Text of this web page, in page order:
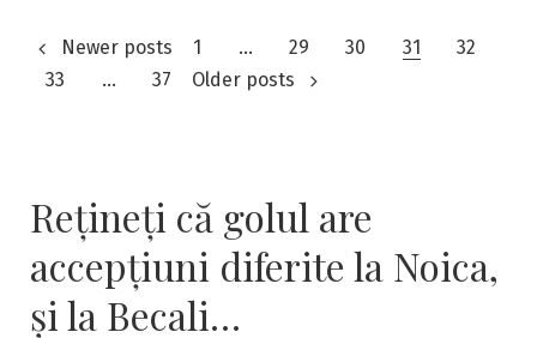
Frederic cel Mare în
Scrisoare către Voltaire.